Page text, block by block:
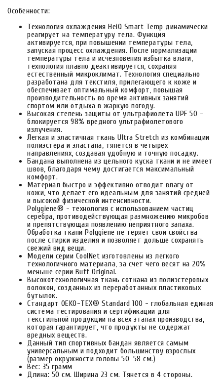
Особенности:
Технология охлаждения HeiQ Smart Temp динамически
реагирует на температуру тела. Функция
активируется, при повышении температуры тела,
запуская процесс охлаждения. После нормализации
температуры тела и исчезновения избытка влаги,
технология плавно деактивируется, сохраняя
естественный микроклимат. Технология специально
разработана для текстиля, прилегающего к коже и
обеспечивает оптимальный комфорт, повышая
производительность во время активных занятий
спортом или отдыха в жаркую погоду.
Высокая степень защиты от ультрафиолета UPF 50 -
блокируется 98% вредного ультрафиолетового
излучения.
Легкая и эластичная ткань Ultra Stretch из комбинации
полиэстера и эластана, тянется в четырех
направлениях, создавая удобную и точную посадку.
Бандана выполнена из цельного куска ткани и не имеет
швов, благодаря чему достигается максимальный
комфорт.
Материал быстро и эффективно отводит влагу от
кожи, что делает его идеальным для занятий средней
и высокой физической интенсивности.
Polygiene® - технология с использованием частиц
серебра, противодействующая размножению микробов
и препятствующая появлению неприятного запаха.
Обработка ткани Polygiene не теряет свои свойства
после стирки изделия и позволяет дольше сохранять
свежий вид вещи.
Модели серии CoolNet изготовлены из легкого
технологичного материала, за счет чего весят на 20%
меньше серии Buff Original.
Высокотехнологичная ткань соткана из полиэстеровых
волокон, созданных из переработанных пластиковых
бутылок.
Стандарт OEKO-TEX® Standard 100 - глобальная единая
система тестирования и сертификации для
текстильной продукции на всех этапах производства,
которая гарантирует, что продукты не содержат
вредных веществ.
Данный тип спортивных бандан является самым
универсальным и подходит большинству взрослых
(размер окружности головы 50-58 см.)
Вес: 35 грамм
Длина: 50 см. Ширина 23 см. Тянется в 4 стороны.